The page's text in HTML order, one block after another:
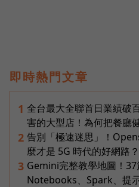
即時熱門文章
1 全台最大全聯首日業績破
害的大型店！為何把餐廳
2 告別「極速迷思」！
麼才是 5G 時代的好網路？
3 Gemini完整教學地圖！37
Notebooks、Spark、提